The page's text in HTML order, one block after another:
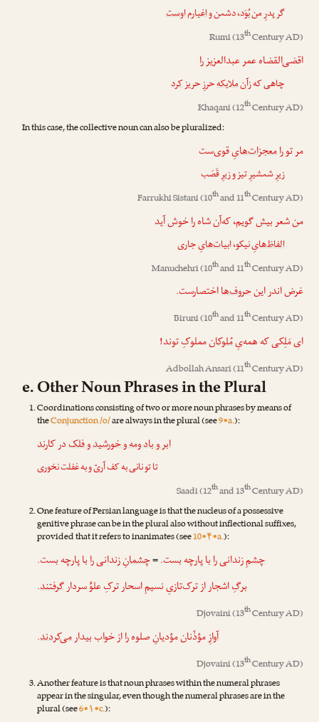
گر پدرِ من بُوَد، دشمن واغیارماو‌ست
Rumi(13thCentury AD)
اقضی‌القضاه عمر عبدالعزیز را
چاهی که زآنملایکهحرزِ حریزکرد
Khaqani(12thCentury AD)
In this case, the collective noun can also be pluralized:
مر تو رامعجزات‌هایِ قوی‌ست
زیرِ شمشیرِ تیز و زیرِ قَصَب
Farrukhi Sistani(10thand 11thCentury AD)
من شعر بیش گویم، که‌آن شاه را خوش آید
الفاظ‌هایِ نیکو،ابیات‌هایِ جاری
Manuchehri(10thand 11thCentury AD)
غرض اندر اینحروف‌هااختصارست.
Biruni(10thand 11thCentury AD)
ای مَلِکی که همه‌یِمُلوکانمملوکِ توند!
Adbollah Ansari(11thCentury AD)
e. Other Noun Phrases in the Plural
Coordinations consisting of two or more noun phrases by means of
theConjunction /o/are always in the plural (see9•a.):
ابر و باد ومه و خورشید و فلکدر کارند
تا تو نانی به کف آریّ و به غفلت نخوری
Saadi(12thand 13thCentury AD)
One feature of Persian language is that the nucleus of a possessive
genitive phrase can be in the plural also without inflectional suffixes,
provided that it refers to inanimates (see10•۴•a.):
چشمِزندانی را با پارچه بست.=چشمانِزندانی را با پارچه بست.
برگِاشجار از ترک‌تازیِ نسیمِ اسحار ترکِ علوِّ سردارگرفتند.
Djovaini(13thCentury AD)
آوازِمؤذّنان مؤدیانِ صلوه را از خواب بیدارمی‌کردند.
Djovaini(13thCentury AD)
Another feature is that noun phrases within the numeral phrases
appear in the singular, even though the numeral phrases are in the
plural (see6•۱•c.):